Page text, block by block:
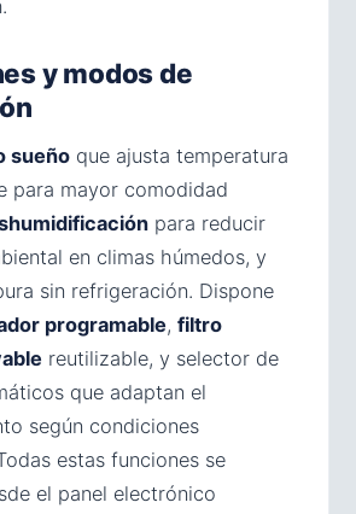
y modos de
sueño que ajusta temperatura
para mayor comodidad
para reducir
en climas húmedos, y
sin refrigeración. Dispone
programable, filtro
reutilizable, y selector de
que adaptan el
según condiciones
estas funciones se
el panel electrónico